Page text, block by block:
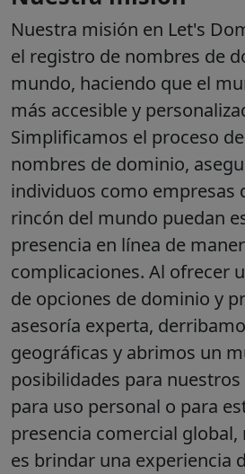
Nuestra misión en Let's
el registro de nombres de
mundo, haciendo que el
más accesible y
Simplificamos el proceso
nombres de dominio,
individuos como empresas
rincón del mundo puedan
presencia en línea de
complicaciones. Al ofrecer
de opciones de dominio y
asesoría experta,
geográficas y abrimos un
posibilidades para nuestros
para uso personal o para
presencia comercial
es brindar una experiencia